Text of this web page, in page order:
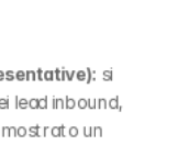
si
lead inbound,
un